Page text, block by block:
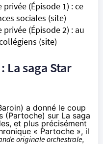
(Épisode 1) : ce
sociales (site)
(Épisode 2) : au
(site)
La saga Star
a donné le coup
(Partoche) sur La saga
et plus précisément
« Partoche », il
originale orchestrale,